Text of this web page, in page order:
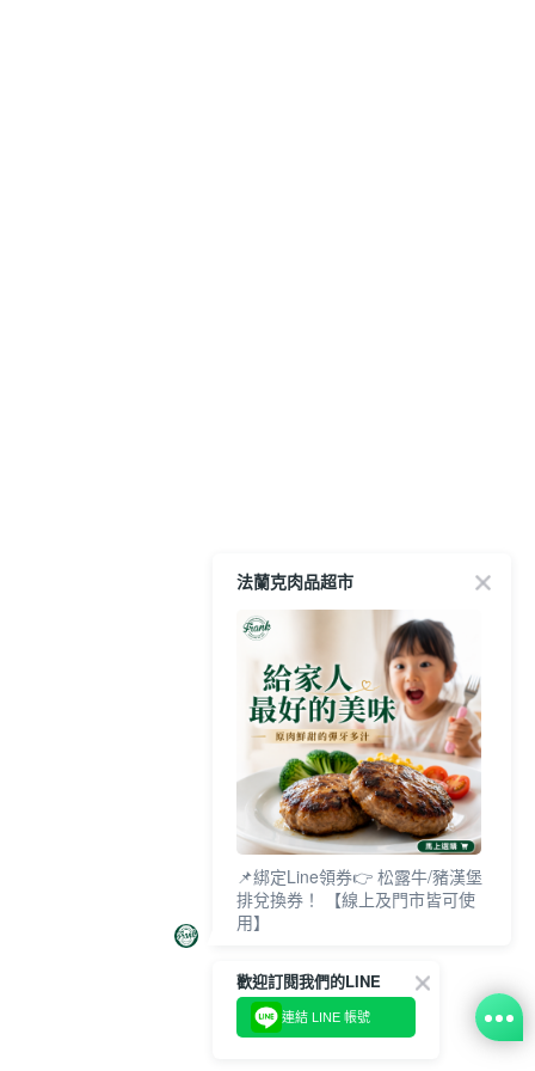
法蘭克肉品超市
📌綁定Line領券👉 松露牛/豬漢堡
排兌換券！ 【線上及門市皆可使
用】
歡迎訂閱我們的LINE
連結 LINE 帳號